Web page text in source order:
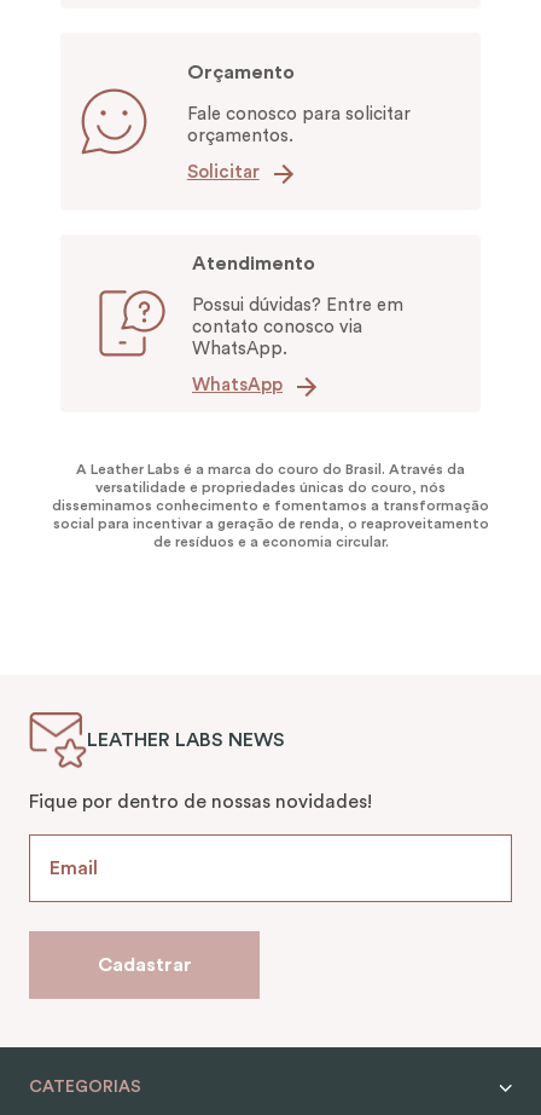
Orçamento
Fale conosco para solicitar
orçamentos.
Solicitar
Atendimento
Possui dúvidas? Entre em
contato conosco via
WhatsApp.
WhatsApp
A Leather Labs é a marca do couro do Brasil. Através da
versatilidade e propriedades únicas do couro, nós
disseminamos conhecimento e fomentamos a transformação
social para incentivar a geração de renda, o reaproveitamento
de resíduos e a economia circular.
LEATHER LABS NEWS
Fique por dentro de nossas novidades!
Cadastrar
CATEGORIAS